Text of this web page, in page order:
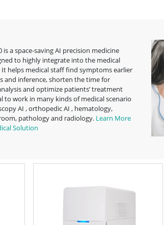
is a space-saving AI precision medicine
to highly integrate into the medical
helps medical staff find symptoms earlier
and inference, shorten the time for
and optimize patients’ treatment
to work in many kinds of medical scenario
AI , orthopedic AI , hematology,
pathology and radiology. Learn More
Solution